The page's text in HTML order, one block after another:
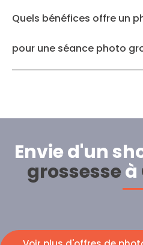
Quels bénéfices offre un
pour une séance photo
Envie d'un
grossesseà